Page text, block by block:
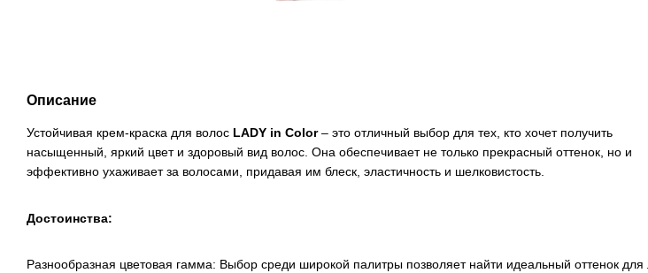
Описание
Устойчивая крем-краска для волос LADY in Color– это отличный выбор для тех, кто хочет получить
насыщенный, яркий цвет и здоровый вид волос. Она обеспечивает не только прекрасный оттенок, но и
эффективно ухаживает за волосами, придавая им блеск, эластичность и шелковистость.
Достоинства:
Разнообразная цветовая гамма: Выбор среди широкой палитры позволяет найти идеальный оттенок для